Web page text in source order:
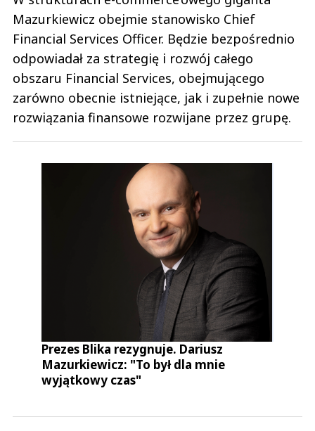
Mazurkiewicz obejmie stanowisko Chief
Financial Services Officer. Będzie bezpośrednio
odpowiadał za strategię i rozwój całego
obszaru Financial Services, obejmującego
zarówno obecnie istniejące, jak i zupełnie nowe
rozwiązania finansowe rozwijane przez grupę.
Prezes Blika rezygnuje. Dariusz
Mazurkiewicz: "To był dla mnie
wyjątkowy czas"